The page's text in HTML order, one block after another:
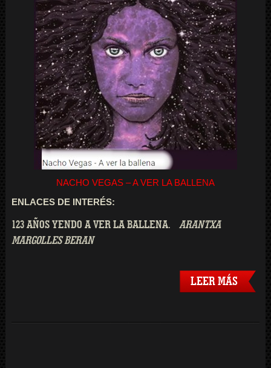
NACHO VEGAS – A VER LA BALLENA
ENLACES DE INTERÉS:
123 AÑOS YENDO A VER LA BALLENA. ARANTXA
MARGOLLES BERAN
LEER MÁS